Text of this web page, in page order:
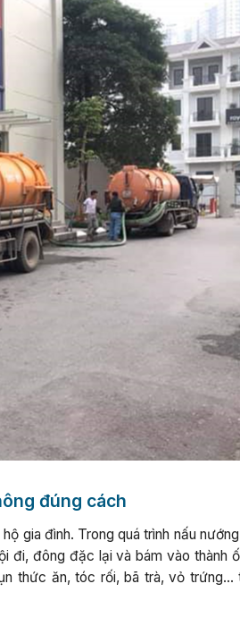
đúng cách
gia đình. Trong quá trình nấu
đi, đông đặc lại và bám vào thành
thức ăn, tóc rối, bã trà, vỏ trứng…